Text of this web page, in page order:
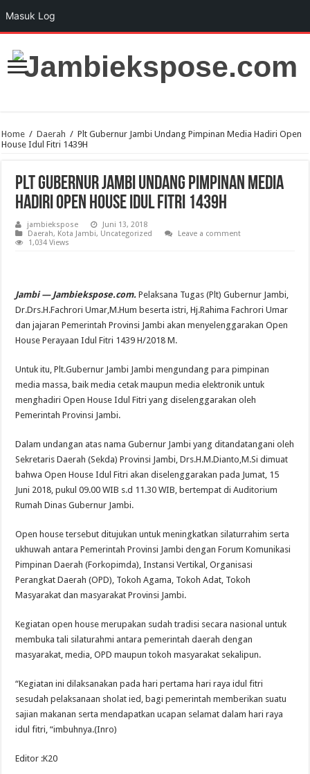
Home / Daerah / Plt Gubernur Jambi Undang Pimpinan Media Hadiri Open
House Idul Fitri 1439H
Plt Gubernur Jambi Undang Pimpinan Media
Hadiri Open House Idul Fitri 1439H
jambiekspose
Juni 13, 2018
Daerah, Kota Jambi, Uncategorized
Leave a comment
1,034 Views
Jambi — Jambiekspose.com. Pelaksana Tugas (Plt) Gubernur Jambi,
Dr.Drs.H.Fachrori Umar,M.Hum beserta istri, Hj.Rahima Fachrori Umar
dan jajaran Pemerintah Provinsi Jambi akan menyelenggarakan Open
House Perayaan Idul Fitri 1439 H/2018 M.
Untuk itu, Plt.Gubernur Jambi Jambi mengundang para pimpinan
media massa, baik media cetak maupun media elektronik untuk
menghadiri Open House Idul Fitri yang diselenggarakan oleh
Pemerintah Provinsi Jambi.
Dalam undangan atas nama Gubernur Jambi yang ditandatangani oleh
Sekretaris Daerah (Sekda) Provinsi Jambi, Drs.H.M.Dianto,M.Si dimuat
bahwa Open House Idul Fitri akan diselenggarakan pada Jumat, 15
Juni 2018, pukul 09.00 WIB s.d 11.30 WIB, bertempat di Auditorium
Rumah Dinas Gubernur Jambi.
Open house tersebut ditujukan untuk meningkatkan silaturrahim serta
ukhuwah antara Pemerintah Provinsi Jambi dengan Forum Komunikasi
Pimpinan Daerah (Forkopimda), Instansi Vertikal, Organisasi
Perangkat Daerah (OPD), Tokoh Agama, Tokoh Adat, Tokoh
Masyarakat dan masyarakat Provinsi Jambi.
Kegiatan open house merupakan sudah tradisi secara nasional untuk
membuka tali silaturahmi antara pemerintah daerah dengan
masyarakat, media, OPD maupun tokoh masyarakat sekalipun.
“Kegiatan ini dilaksanakan pada hari pertama hari raya idul fitri
sesudah pelaksanaan sholat ied, bagi pemerintah memberikan suatu
sajian makanan serta mendapatkan ucapan selamat dalam hari raya
idul fitri, “imbuhnya.(Inro)
Editor :K20
Masuk Log